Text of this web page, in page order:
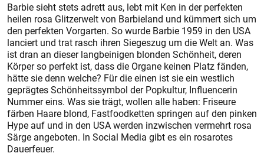
Barbie sieht stets adrett aus, lebt mit Ken in der perfekten
heilen rosa Glitzerwelt von Barbieland und kümmert sich um
den perfekten Vorgarten. So wurde Barbie 1959 in den USA
lanciert und trat rasch ihren Siegeszug um die Welt an. Was
ist dran an dieser langbeinigen blonden Schönheit, deren
Körper so perfekt ist, dass die Organe keinen Platz fänden,
hätte sie denn welche? Für die einen ist sie ein westlich
geprägtes Schönheitssymbol der Popkultur, Influencerin
Nummer eins. Was sie trägt, wollen alle haben: Friseure
färben Haare blond, Fastfoodketten springen auf den pinken
Hype auf und in den USA werden inzwischen vermehrt rosa
Särge angeboten. In Social Media gibt es ein rosarotes
Dauerfeuer.